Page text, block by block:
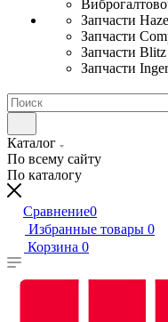
Запчасти
Запчасти
Запчасти Blitz
Запчасти
Каталог
По всему сайту
По каталогу
Сравнение0
Избранные товары 0
Корзина 0